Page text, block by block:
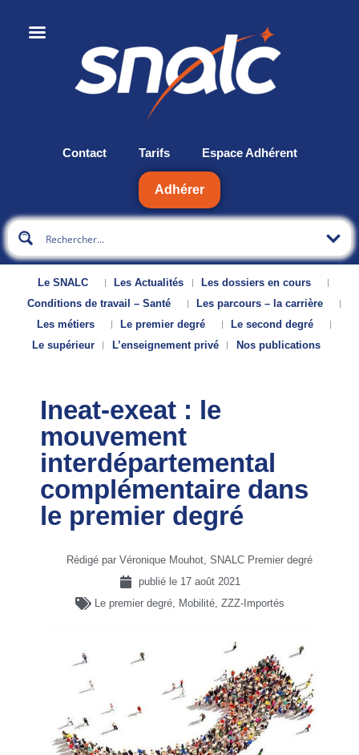
Contact Tarifs Espace Adhérent
Adhérer
Le SNALC Les Actualités
Les dossiers en cours
Conditions de travail – Santé
Les parcours – la carrière
Les métiers
Le premier degré
Le second degré
Le supérieur
L’enseignement privé Nos publications
Ineat-exeat : le
mouvement
interdépartemental
complémentaire dans
le premier degré
Rédigé par Véronique Mouhot, SNALC Premier degré
publié le 17 août 2021
Le premier degré, Mobilité, ZZZ-Importés